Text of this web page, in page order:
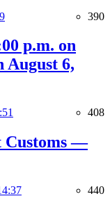
390
p.m. on
August 6,
408
Customs —
440